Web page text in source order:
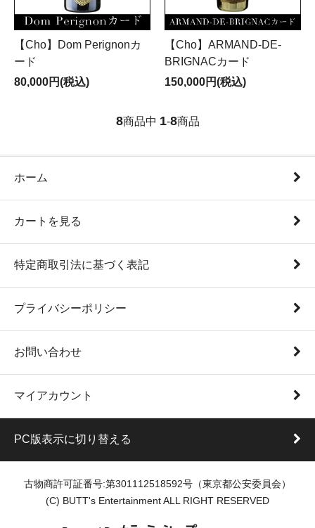
【Cho】Dom Perignonカ
ード
80,000円(税込)
【Cho】ARMAND-DE-
BRIGNACカード
150,000円(税込)
8商品中 1-8商品
ホーム
カートを見る
特定商取引法に基づく表記
プライバシーポリシー
お問い合わせ
マイアカウント
PC版表示に切り替える
古物商許可証番号:第301112518592号（東京都公安委員会）
(C) BUTT's Entertainment ALL RIGHT RESERVED